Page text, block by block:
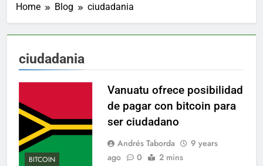
Home Blog ciudadania
ciudadania
BITCOIN
Vanuatu ofrece posibilidad
de pagar con bitcoin para
ser ciudadano
Andrés Taborda
9 years
ago
0 2 mins